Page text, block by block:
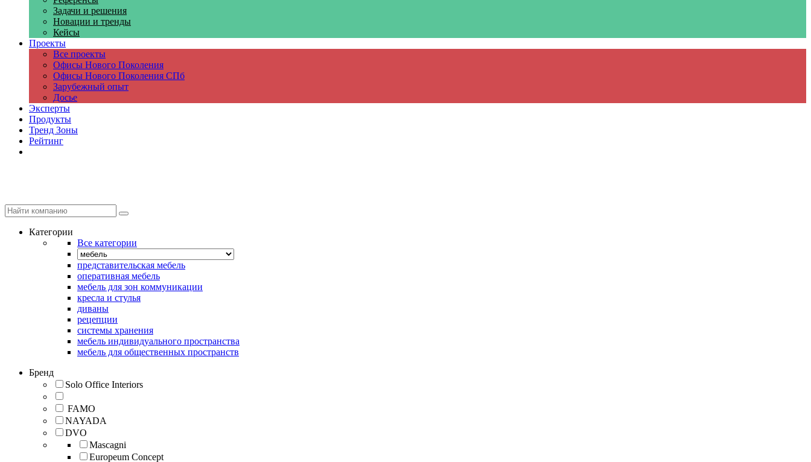
Задачи и решения
Новации и тренды
Кейсы
Проекты
Все проекты
Офисы Нового Поколения
Офисы Нового Поколения СПб
Зарубежный опыт
Досье
Эксперты
Продукты
Тренд Зоны
Рейтинг
Категории
Все категории
представительская мебель
оперативная мебель
мебель для зон коммуникации
кресла и стулья
диваны
рецепции
системы хранения
мебель индивидуального пространства
мебель для общественных пространств
Бренд
Solo Office Interiors
FAMO
NAYADA
DVO
Mascagni
Europeum Concept